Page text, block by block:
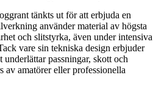
tänkts ut för att erbjuda en
använder material av högsta
och slitstyrka, även under intensiva
vare sin tekniska design erbjuder
passningar, skott och
av amatörer eller professionella